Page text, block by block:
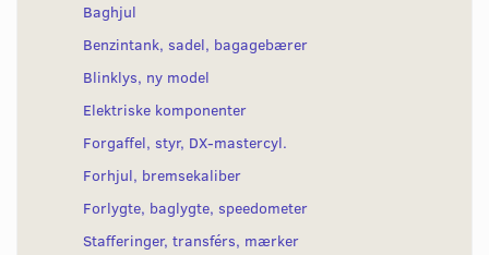
Baghjul
Benzintank, sadel, bagagebærer
Blinklys, ny model
Elektriske komponenter
Forgaffel, styr, DX-mastercyl.
Forhjul, bremsekaliber
Forlygte, baglygte, speedometer
Stafferinger, transférs, mærker